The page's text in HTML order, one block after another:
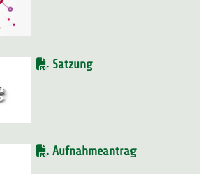
Satzung
Aufnahmeantrag